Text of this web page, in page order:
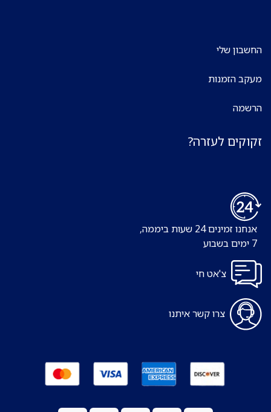
החשבון שלי
מעקב הזמנות
הרשמה
זקוקים לעזרה?
אנחנו זמינים 24 שעות ביממה,
צ'אט חי
צרו קשר איתנו